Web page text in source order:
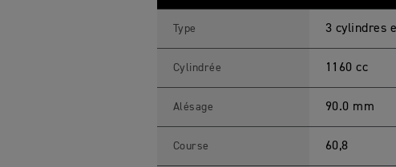
I
E
0
Type 3 cylindres
Cylindrée 1160 cc
Alésage 90.0 mm
Course 60,8